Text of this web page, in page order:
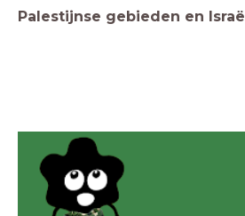
Palestijnse gebieden en Israël